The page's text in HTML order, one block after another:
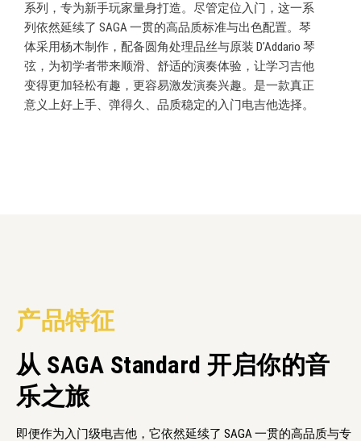
系列，专为新手玩家量身打造。尽管定位入门，这一系
列依然延续了 SAGA 一贯的高品质标准与出色配置。琴
体采用杨木制作，配备圆角处理品丝与原装 D’Addario 琴
弦，为初学者带来顺滑、舒适的演奏体验，让学习吉他
变得更加轻松有趣，更容易激发演奏兴趣。是一款真正
意义上好上手、弹得久、品质稳定的入门电吉他选择。
产品特征
从 SAGA Standard 开启你的音
乐之旅
即便作为入门级电吉他，它依然延续了 SAGA 一贯的高品质与专